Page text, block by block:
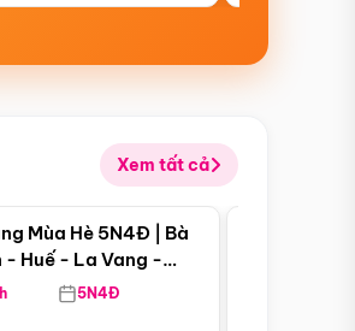
Xem tất cả
Điểm nổi bật
Mùa Hè 5N4Đ | Bà
- Huế - La Vang -
Đường 5N4Đ